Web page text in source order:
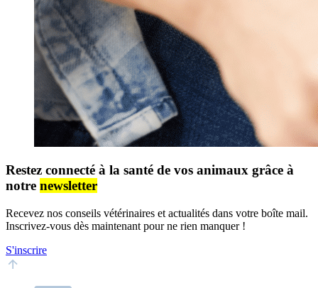
Restez connecté à la santé de vos animaux grâce à
notre newsletter
Recevez nos conseils vétérinaires et actualités dans votre boîte mail.
Inscrivez-vous dès maintenant pour ne rien manquer !
S'inscrire